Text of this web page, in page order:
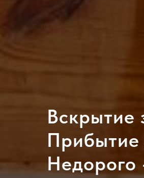
Вскрытие
Недорого